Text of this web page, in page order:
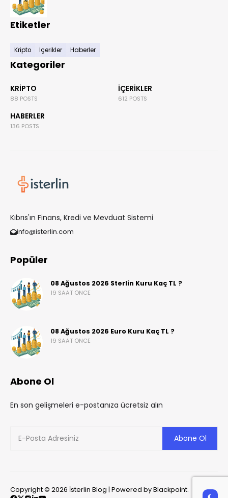
Etiketler
Kripto İçerikler Haberler
Kategoriler
KRIPTO
88 POSTS
İÇERIKLER
612 POSTS
HABERLER
136 POSTS
Kıbrıs'ın Finans, Kredi ve Mevduat Sistemi
info@isterlin.com
Popüler
08 Ağustos 2026 Sterlin Kuru Kaç TL ?
19 SAAT ÖNCE
08 Ağustos 2026 Euro Kuru Kaç TL ?
19 SAAT ÖNCE
Abone Ol
En son gelişmeleri e-postanıza ücretsiz alın
Copyright © 2026 İsterlin Blog | Powered by Blackpoint.